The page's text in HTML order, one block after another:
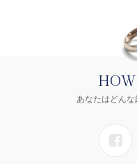
あなたはどんな